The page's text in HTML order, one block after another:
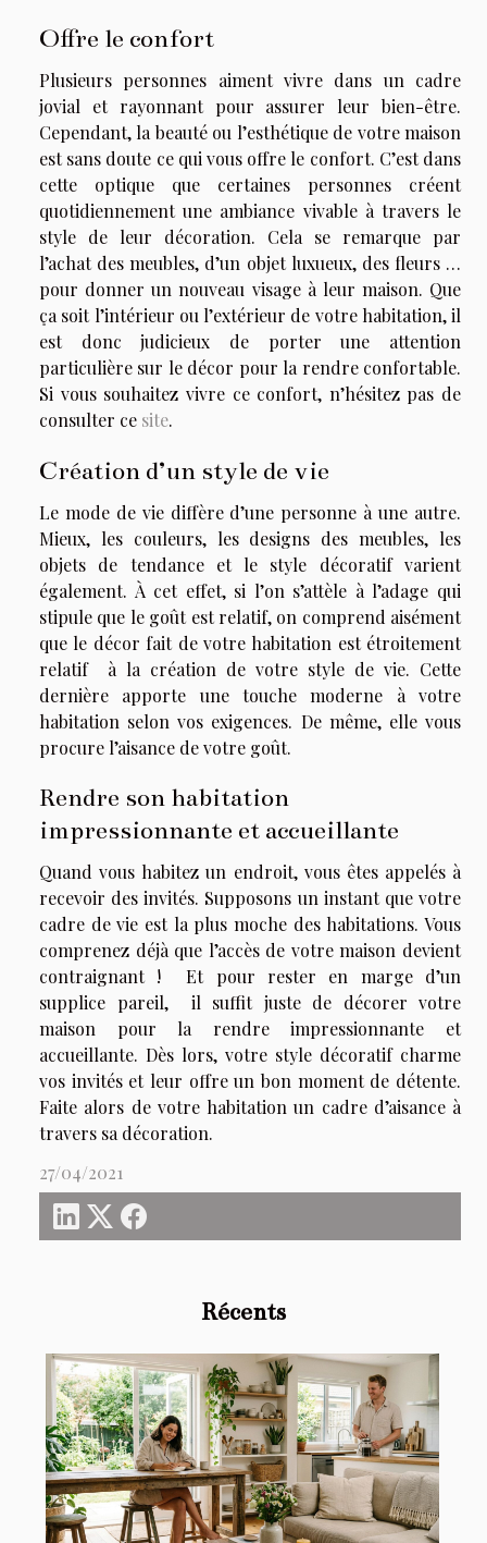
Récents
Offre le confort
Plusieurs personnes aiment vivre dans un cadre
jovial et rayonnant pour assurer leur bien-être.
Cependant, la beauté ou l’esthétique de votre maison
est sans doute ce qui vous offre le confort. C’est dans
cette optique que certaines personnes créent
quotidiennement une ambiance vivable à travers le
style de leur décoration. Cela se remarque par
l’achat des meubles, d’un objet luxueux, des fleurs …
pour donner un nouveau visage à leur maison. Que
ça soit l’intérieur ou l’extérieur de votre habitation, il
est donc judicieux de porter une attention
particulière sur le décor pour la rendre confortable.
Si vous souhaitez vivre ce confort, n’hésitez pas de
consulter ce site.
Création d’un style de vie
Le mode de vie diffère d’une personne à une autre.
Mieux, les couleurs, les designs des meubles, les
objets de tendance et le style décoratif varient
également. À cet effet, si l’on s’attèle à l’adage qui
stipule que le goût est relatif, on comprend aisément
que le décor fait de votre habitation est étroitement
relatif à la création de votre style de vie. Cette
dernière apporte une touche moderne à votre
habitation selon vos exigences. De même, elle vous
procure l’aisance de votre goût.
Rendre son habitation
impressionnante et accueillante
Quand vous habitez un endroit, vous êtes appelés à
recevoir des invités. Supposons un instant que votre
cadre de vie est la plus moche des habitations. Vous
comprenez déjà que l’accès de votre maison devient
contraignant ! Et pour rester en marge d’un
supplice pareil, il suffit juste de décorer votre
maison pour la rendre impressionnante et
accueillante. Dès lors, votre style décoratif charme
vos invités et leur offre un bon moment de détente.
Faite alors de votre habitation un cadre d’aisance à
travers sa décoration.
27/04/2021